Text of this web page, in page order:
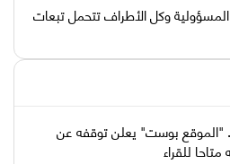
وكل الأطراف تتحمل تبعات
"الموقع بوست" يعلن توقفه عن
للقراء